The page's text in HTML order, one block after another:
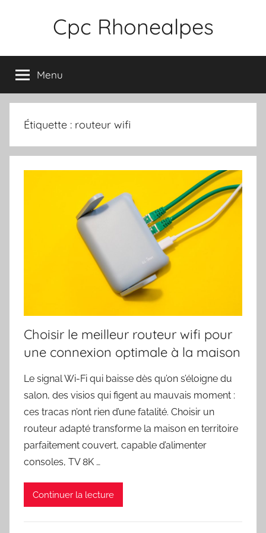
Cpc Rhonealpes
Menu
Étiquette : routeur wifi
Choisir le meilleur routeur wifi pour
une connexion optimale à la maison
Le signal Wi-Fi qui baisse dès qu’on s’éloigne du
salon, des visios qui figent au mauvais moment :
ces tracas n’ont rien d’une fatalité. Choisir un
routeur adapté transforme la maison en territoire
parfaitement couvert, capable d’alimenter
consoles, TV 8K …
Continuer la lecture